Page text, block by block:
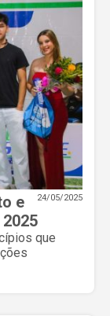
24/05/2025
e
que